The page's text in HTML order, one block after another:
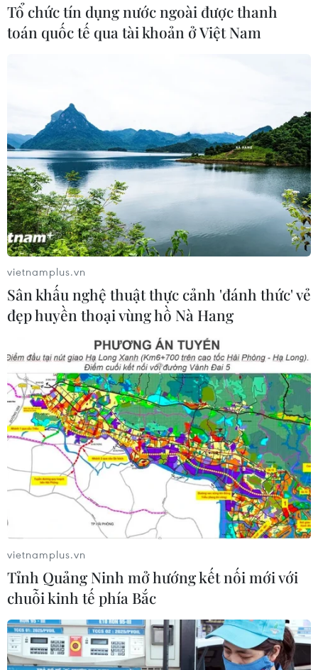
Tổ chức tín dụng nước ngoài được thanh
toán quốc tế qua tài khoản ở Việt Nam
vietnamplus.vn
Sân khấu nghệ thuật thực cảnh 'đánh thức' vẻ
đẹp huyền thoại vùng hồ Nà Hang
vietnamplus.vn
Tỉnh Quảng Ninh mở hướng kết nối mới với
chuỗi kinh tế phía Bắc